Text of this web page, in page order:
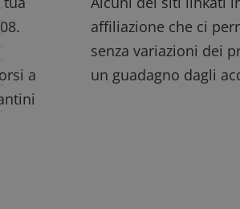
a
affiliazione che ci
senza variazioni dei
un guadagno dagli